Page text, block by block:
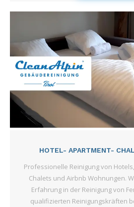
HOTEL- APARTMENT-
Professionelle Reinigung von
Chalets und Airbnb Wohnungen.
Erfahrung in der Reinigung von
qualifizierten Reinigungskräften